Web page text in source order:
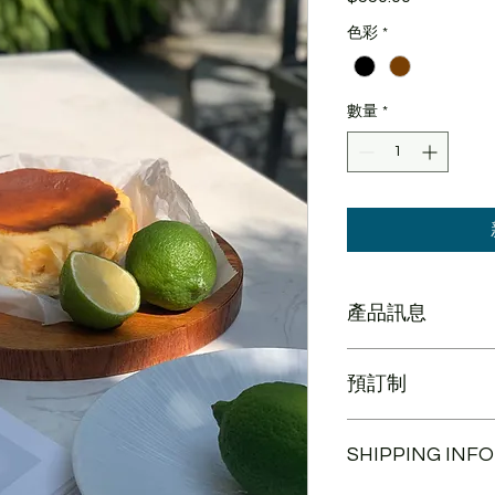
色彩 *
數量 *
產品訊息
預訂制
SHIPPING INFO